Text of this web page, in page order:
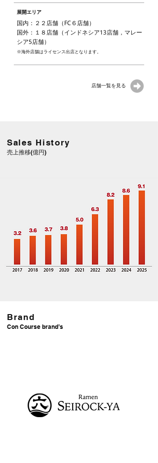
展開エリア
国内：２２店舗（FC６店舗）
国外：１８店舗（インドネシア13店舗，マレー
シア5店舗）
※海外店舗はライセンス出店となります。
店舗一覧を見る
Sales History
売上推移(億円)
Brand
Con Course brand’s